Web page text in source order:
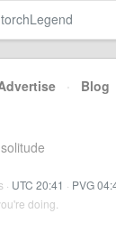
· Blog
· UTC 20:41 · PVG
doing.